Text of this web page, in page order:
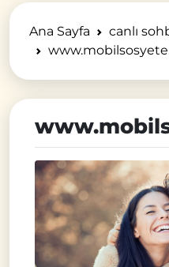
Ana Sayfa
canlı